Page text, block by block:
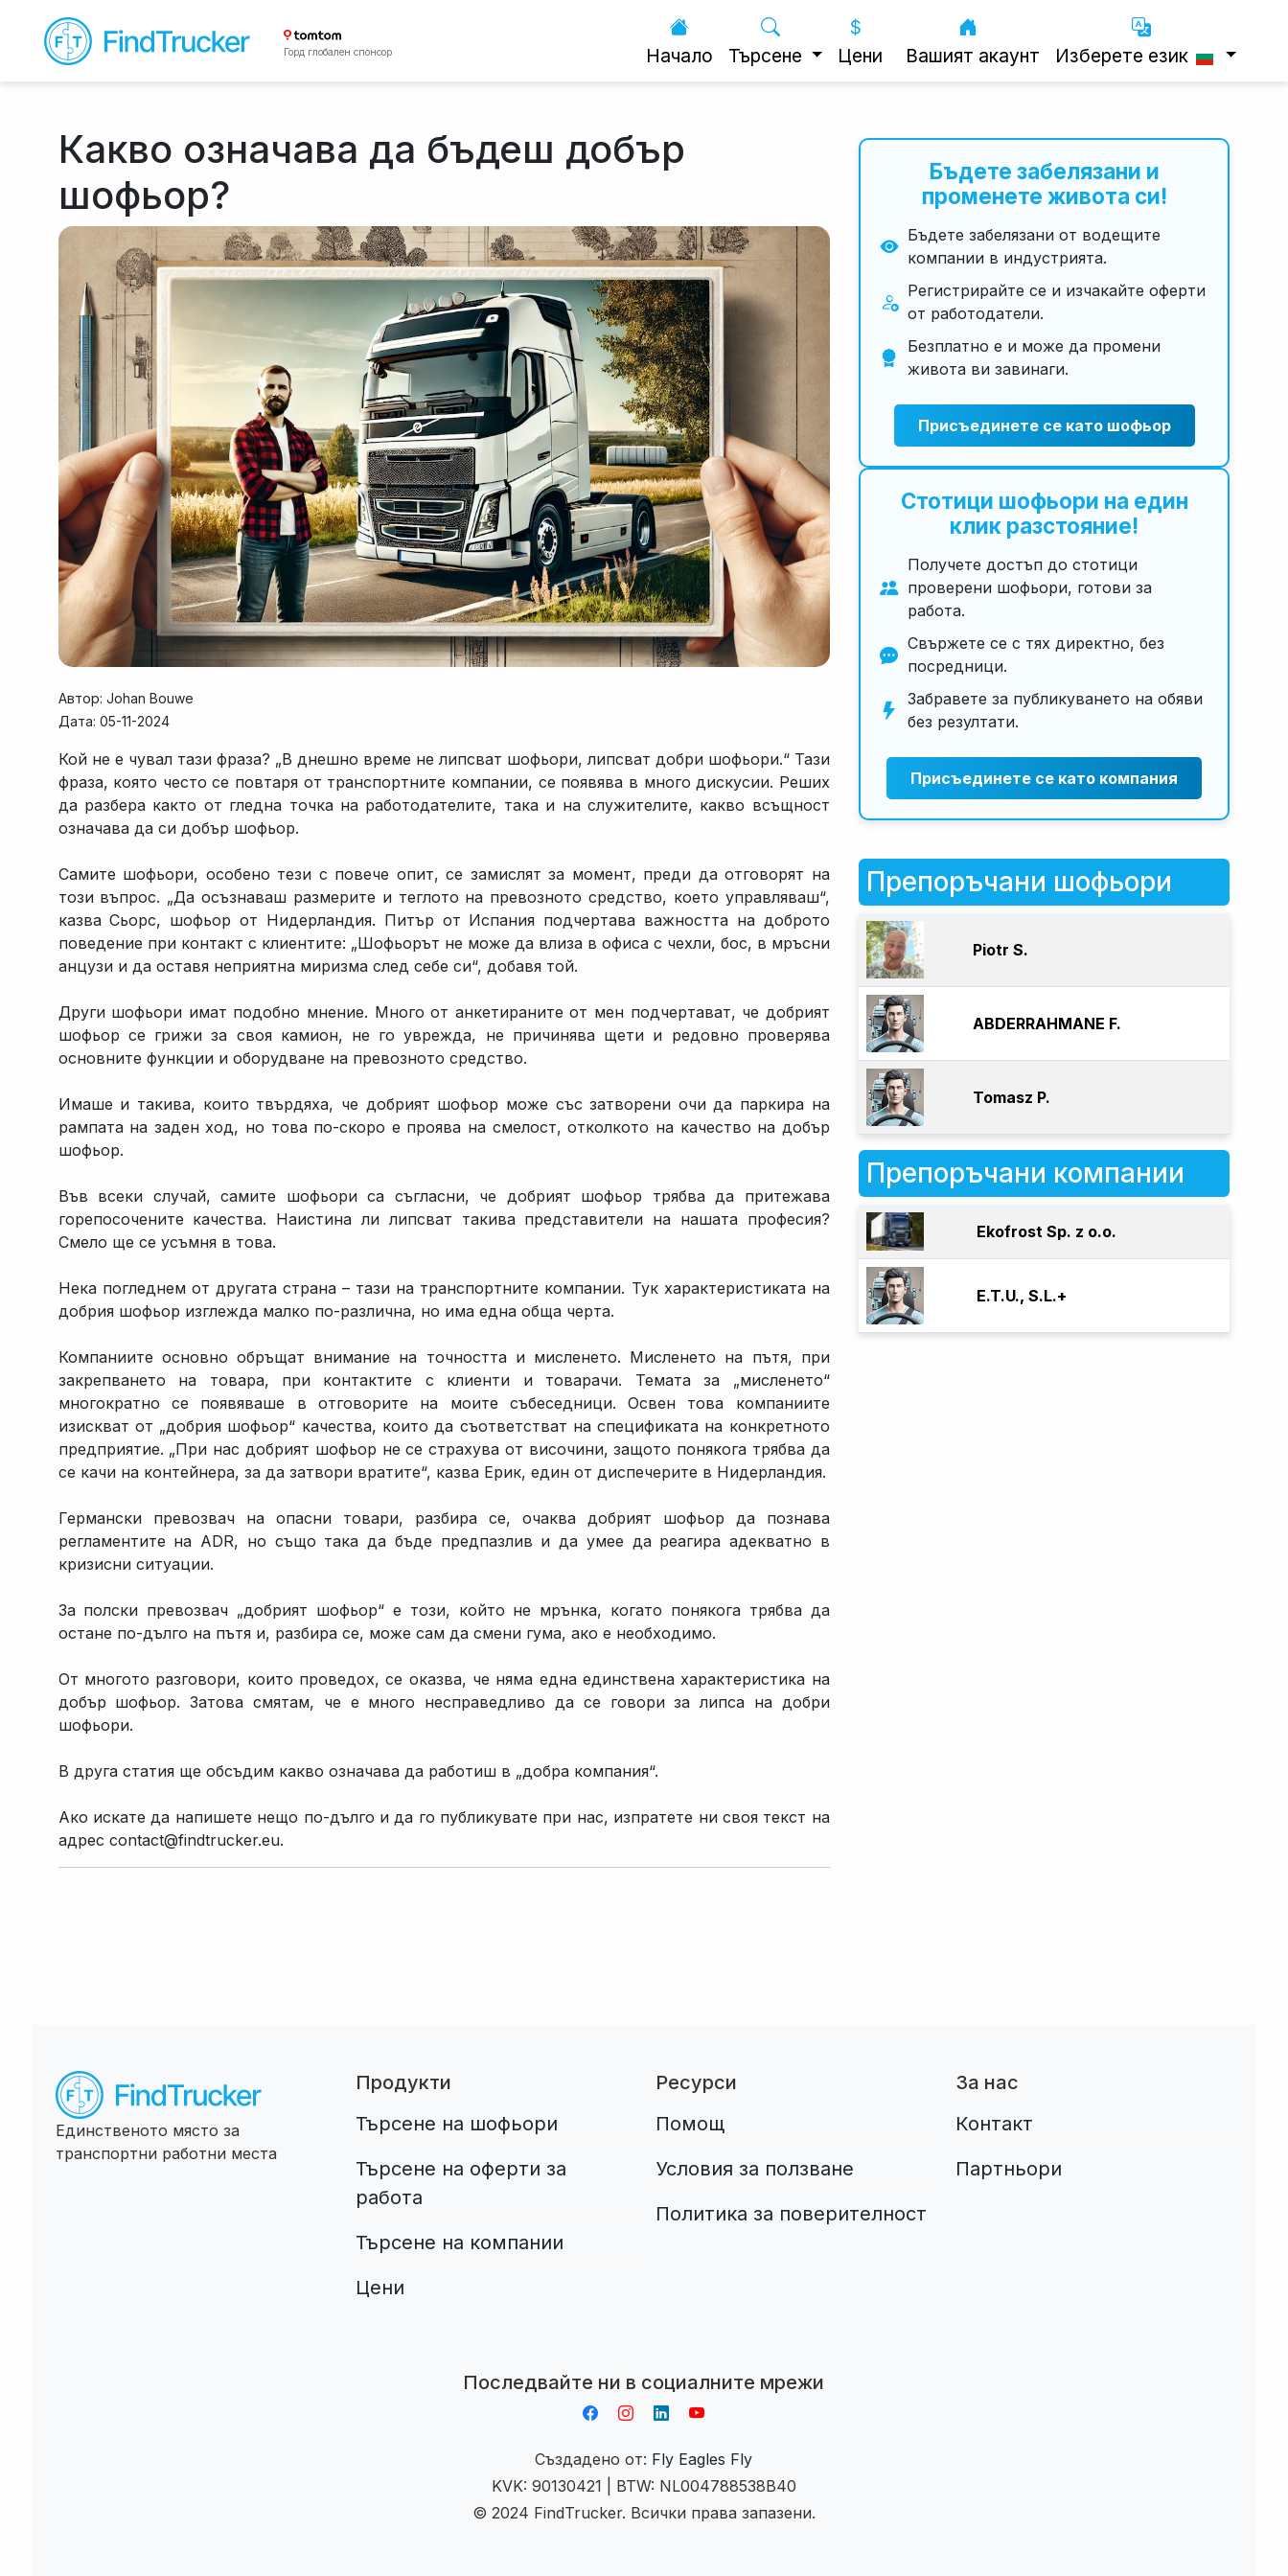
Горд глобален спонсор Начало Търсене Цени Вашият акаунт Изберете език
Какво означава да бъдеш добър
шофьор?
Автор: Johan Bouwe
Дата: 05-11-2024
Кой не е чувал тази фраза? „В днешно време не липсват шофьори, липсват добри шофьори.“ Тази
фраза, която често се повтаря от транспортните компании, се появява в много дискусии. Реших
да разбера както от гледна точка на работодателите, така и на служителите, какво всъщност
означава да си добър шофьор.
Самите шофьори, особено тези с повече опит, се замислят за момент, преди да отговорят на
този въпрос. „Да осъзнаваш размерите и теглото на превозното средство, което управляваш“,
казва Сьорс, шофьор от Нидерландия. Питър от Испания подчертава важността на доброто
поведение при контакт с клиентите: „Шофьорът не може да влиза в офиса с чехли, бос, в мръсни
анцузи и да оставя неприятна миризма след себе си“, добавя той.
Други шофьори имат подобно мнение. Много от анкетираните от мен подчертават, че добрият
шофьор се грижи за своя камион, не го уврежда, не причинява щети и редовно проверява
основните функции и оборудване на превозното средство.
Имаше и такива, които твърдяха, че добрият шофьор може със затворени очи да паркира на
рампата на заден ход, но това по-скоро е проява на смелост, отколкото на качество на добър
шофьор.
Във всеки случай, самите шофьори са съгласни, че добрият шофьор трябва да притежава
горепосочените качества. Наистина ли липсват такива представители на нашата професия?
Смело ще се усъмня в това.
Нека погледнем от другата страна – тази на транспортните компании. Тук характеристиката на
добрия шофьор изглежда малко по-различна, но има една обща черта.
Компаниите основно обръщат внимание на точността и мисленето. Мисленето на пътя, при
закрепването на товара, при контактите с клиенти и товарачи. Темата за „мисленето“
многократно се появяваше в отговорите на моите събеседници. Освен това компаниите
изискват от „добрия шофьор“ качества, които да съответстват на спецификата на конкретното
предприятие. „При нас добрият шофьор не се страхува от височини, защото понякога трябва да
се качи на контейнера, за да затвори вратите“, казва Ерик, един от диспечерите в Нидерландия.
Германски превозвач на опасни товари, разбира се, очаква добрият шофьор да познава
регламентите на ADR, но също така да бъде предпазлив и да умее да реагира адекватно в
кризисни ситуации.
За полски превозвач „добрият шофьор“ е този, който не мрънка, когато понякога трябва да
остане по-дълго на пътя и, разбира се, може сам да смени гума, ако е необходимо.
От многото разговори, които проведох, се оказва, че няма една единствена характеристика на
добър шофьор. Затова смятам, че е много несправедливо да се говори за липса на добри
шофьори.
В друга статия ще обсъдим какво означава да работиш в „добра компания“.
Ако искате да напишете нещо по-дълго и да го публикувате при нас, изпратете ни своя текст на
адрес contact@findtrucker.eu.
Бъдете забелязани и
променете живота си!
Бъдете забелязани от водещите
компании в индустрията.
Регистрирайте се и изчакайте оферти
от работодатели.
Безплатно е и може да промени
живота ви завинаги.
Присъединете се като шофьор
Стотици шофьори на един
клик разстояние!
Получете достъп до стотици
проверени шофьори, готови за
работа.
Свържете се с тях директно, без
посредници.
Забравете за публикуването на обяви
без резултати.
Присъединете се като компания
Препоръчани шофьори
Piotr S.
ABDERRAHMANE F.
Tomasz P.
Препоръчани компании
Ekofrost Sp. z o.o.
E.T.U., S.L.+
Единственото място за
транспортни работни места
Продукти
Търсене на шофьори
Търсене на оферти за
работа
Търсене на компании
Цени
Ресурси
Помощ
Условия за ползване
Политика за поверителност
За нас
Контакт
Партньори
Последвайте ни в социалните мрежи
Създадено от: Fly Eagles Fly
KVK: 90130421 | BTW: NL004788538B40
© 2024 FindTrucker. Всички права запазени.